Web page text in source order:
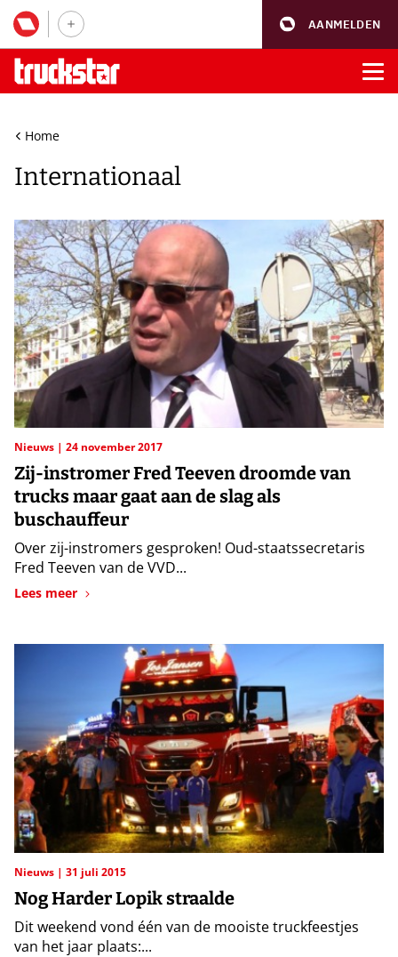
AANMELDEN
Home
Internationaal
Nieuws 24 november 2017
Zij-instromer Fred Teeven droomde van
trucks maar gaat aan de slag als
buschauffeur
Over zij-instromers gesproken! Oud-staatssecretaris
Fred Teeven van de VVD...
Lees meer
Nieuws 31 juli 2015
Nog Harder Lopik straalde
Dit weekend vond één van de mooiste truckfeestjes
van het jaar plaats:...